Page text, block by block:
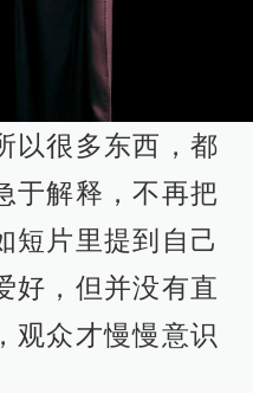
以很多东西，都
于解释，不再把
短片里提到自己
好，但并没有直
观众才慢慢意识